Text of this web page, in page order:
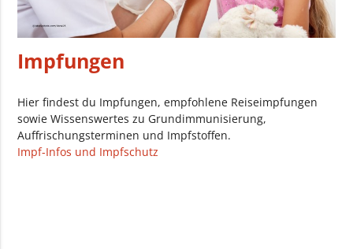
Impfungen
Hier findest du Impfungen, empfohlene Reiseimpfungen
sowie Wissenswertes zu Grundimmunisierung,
Auffrischungsterminen und Impfstoffen.
Impf-Infos und Impfschutz